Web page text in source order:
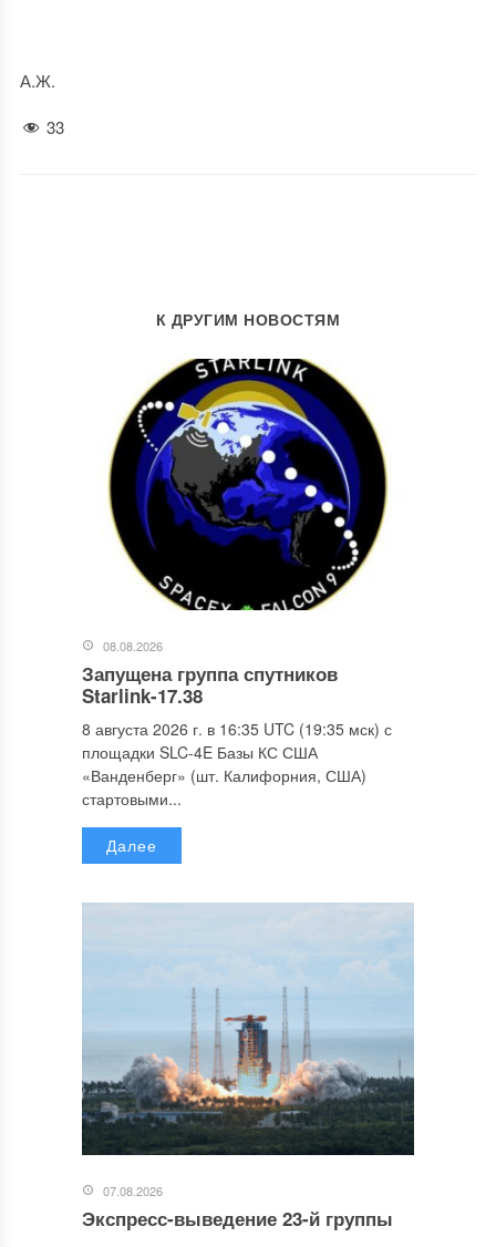
А.Ж.
33
К ДРУГИМ НОВОСТЯМ
08.08.2026
Запущена группа спутников
Starlink-17.38
8 августа 2026 г. в 16:35 UTC (19:35 мск) с
площадки SLC-4E Базы КС США
«Ванденберг» (шт. Калифорния, США)
стартовыми...
Далее
07.08.2026
Экспресс-выведение 23-й группы